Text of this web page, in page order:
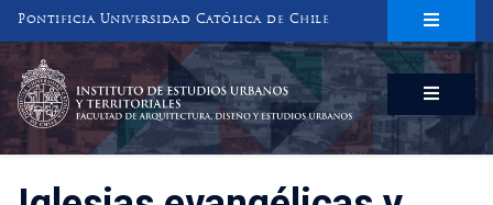
Pontificia Universidad Católica de Chile
INSTITUTO DE ESTUDIOS URBANOS
Y TERRITORIALES
FACULTAD DE ARQUITECTURA, DISEÑO Y ESTUDIOS URBANOS